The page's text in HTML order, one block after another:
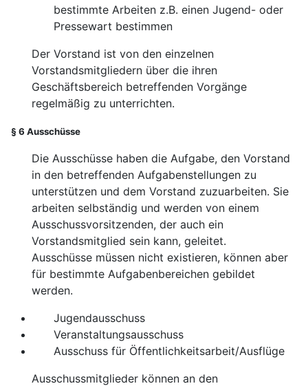
bestimmte Arbeiten z.B. einen Jugend- oder
Pressewart bestimmen
Der Vorstand ist von den einzelnen
Vorstandsmitgliedern über die ihren
Geschäftsbereich betreffenden Vorgänge
regelmäßig zu unterrichten.
§ 6 Ausschüsse
Die Ausschüsse haben die Aufgabe, den Vorstand
in den betreffenden Aufgabenstellungen zu
unterstützen und dem Vorstand zuzuarbeiten. Sie
arbeiten selbständig und werden von einem
Ausschussvorsitzenden, der auch ein
Vorstandsmitglied sein kann, geleitet.
Ausschüsse müssen nicht existieren, können aber
für bestimmte Aufgabenbereichen gebildet
werden.
Jugendausschuss
Veranstaltungsausschuss
Ausschuss für Öffentlichkeitsarbeit/Ausflüge
Ausschussmitglieder können an den